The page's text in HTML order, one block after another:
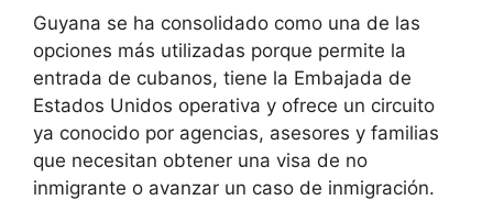
Guyana se ha consolidado como una de las
opciones más utilizadas porque permite la
entrada de cubanos, tiene la Embajada de
Estados Unidos operativa y ofrece un circuito
ya conocido por agencias, asesores y familias
que necesitan obtener una visa de no
inmigrante o avanzar un caso de inmigración.